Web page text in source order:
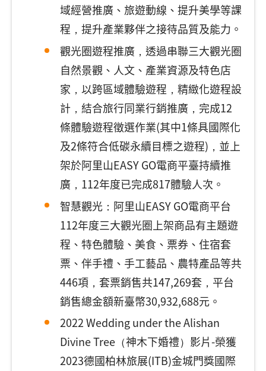
域經營推廣、旅遊動線、提升美學等課
程，提升產業夥伴之接待品質及能力。
觀光圈遊程推廣，透過串聯三大觀光圈
自然景觀、人文、產業資源及特色店
家，以跨區域體驗遊程，精緻化遊程設
計，結合旅行同業行銷推廣，完成12
條體驗遊程徵選作業(其中1條具國際化
及2條符合低碳永續目標之遊程)，並上
架於阿里山EASY GO電商平臺持續推
廣，112年度已完成817體驗人次。
智慧觀光：阿里山EASY GO電商平台
112年度三大觀光圈上架商品有主題遊
程、特色體驗、美食、票券、住宿套
票、伴手禮、手工藝品、農特產品等共
446項，套票銷售共147,269套，平台
銷售總金額新臺幣30,932,688元。
2022 Wedding under the Alishan
Divine Tree（神木下婚禮）影片-榮獲
2023德國柏林旅展(ITB)金城門獎國際